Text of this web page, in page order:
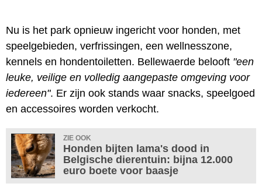
Nu is het park opnieuw ingericht voor honden, met
speelgebieden, verfrissingen, een wellnesszone,
kennels en hondentoiletten. Bellewaerde belooft "een
leuke, veilige en volledig aangepaste omgeving voor
iedereen". Er zijn ook stands waar snacks, speelgoed
en accessoires worden verkocht.
ZIE OOK
Honden bijten lama's dood in
Belgische dierentuin: bijna 12.000
euro boete voor baasje